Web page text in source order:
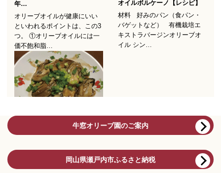
牛窓オリーブ園のご案内
岡山県瀬戸内市ふるさと納税